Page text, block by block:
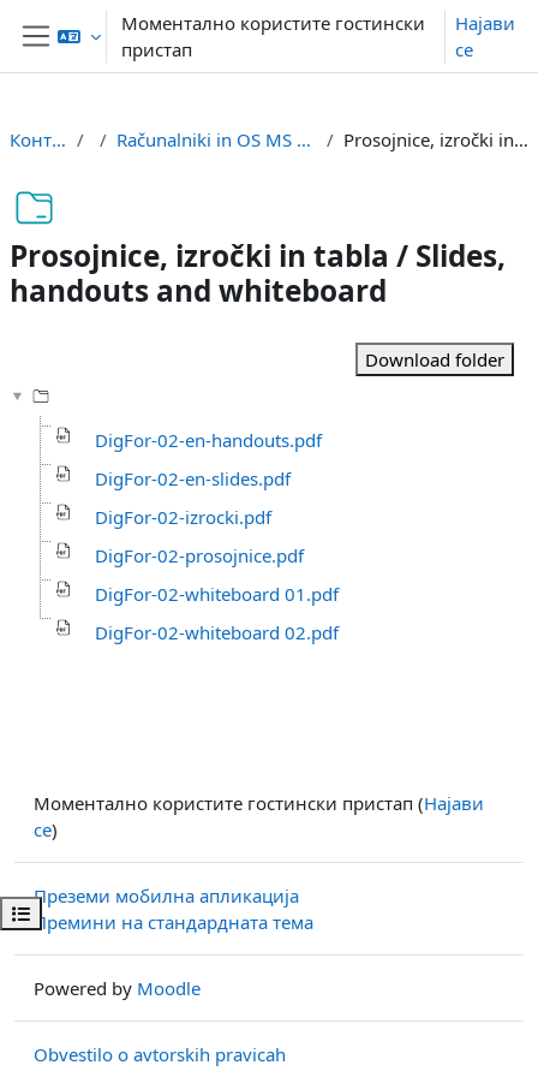
Оди до главна содржина
Страничен панел
Моментално користите гостински
пристап
Најави
се
Open course index
Контролна табла df Računalniki in OS MS Windows / Computers and OS MS Windows Prosojnice, izročki in tabla / Slides, handouts and whiteboard
Prosojnice, izročki in tabla / Slides,
handouts and whiteboard
Download folder
DigFor-02-en-handouts.pdf
DigFor-02-en-slides.pdf
DigFor-02-izrocki.pdf
DigFor-02-prosojnice.pdf
DigFor-02-whiteboard 01.pdf
DigFor-02-whiteboard 02.pdf
Моментално користите гостински пристап (Најави
се)
Преземи мобилна апликација
Премини на стандардната тема
Powered by Moodle
Obvestilo o avtorskih pravicah